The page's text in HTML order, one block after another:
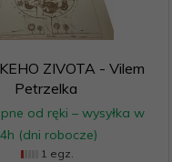
ZIVOTA - Vilem
Petrzelka
od ręki – wysyłka w
(dni robocze)
1 egz.